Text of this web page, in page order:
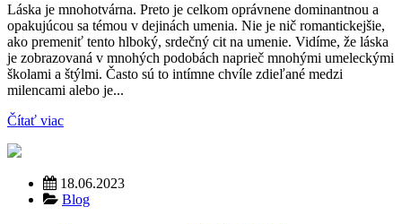
Láska je mnohotvárna. Preto je celkom oprávnene dominantnou a
opakujúcou sa témou v dejinách umenia. Nie je nič romantickejšie,
ako premeniť tento hlboký, srdečný cit na umenie. Vidíme, že láska
je zobrazovaná v mnohých podobách naprieč mnohými umeleckými
školami a štýlmi. Často sú to intímne chvíle zdieľané medzi
milencami alebo je...
Čítať viac
18.06.2023
Blog